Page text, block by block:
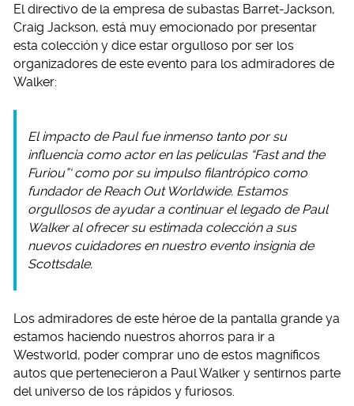
El directivo de la empresa de subastas Barret-Jackson,
Craig Jackson, está muy emocionado por presentar
esta colección y dice estar orgulloso por ser los
organizadores de este evento para los admiradores de
Walker:
El impacto de Paul fue inmenso tanto por su
influencia como actor en las películas “Fast and the
Furiou”‘ como por su impulso filantrópico como
fundador de Reach Out Worldwide. Estamos
orgullosos de ayudar a continuar el legado de Paul
Walker al ofrecer su estimada colección a sus
nuevos cuidadores en nuestro evento insignia de
Scottsdale.
Los admiradores de este héroe de la pantalla grande ya
estamos haciendo nuestros ahorros para ir a
Westworld, poder comprar uno de estos magníficos
autos que pertenecieron a Paul Walker y sentirnos parte
del universo de los rápidos y furiosos.